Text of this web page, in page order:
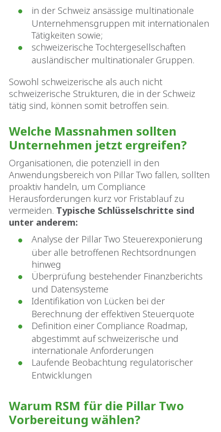
in der Schweiz ansässige multinationale
Unternehmensgruppen mit internationalen
Tätigkeiten sowie;
schweizerische Tochtergesellschaften
ausländischer multinationaler Gruppen.
Sowohl schweizerische als auch nicht
schweizerische Strukturen, die in der Schweiz
tätig sind, können somit betroffen sein.
Welche Massnahmen sollten
Unternehmen jetzt ergreifen?
Organisationen, die potenziell in den
Anwendungsbereich von Pillar Two fallen, sollten
proaktiv handeln, um Compliance
Herausforderungen kurz vor Fristablauf zu
vermeiden. Typische Schlüsselschritte sind
unter anderem:
Analyse der Pillar Two Steuerexponierung
über alle betroffenen Rechtsordnungen
hinweg
Überprüfung bestehender Finanzberichts
und Datensysteme
Identifikation von Lücken bei der
Berechnung der effektiven Steuerquote
Definition einer Compliance Roadmap,
abgestimmt auf schweizerische und
internationale Anforderungen
Laufende Beobachtung regulatorischer
Entwicklungen
Warum RSM für die Pillar Two
Vorbereitung wählen?